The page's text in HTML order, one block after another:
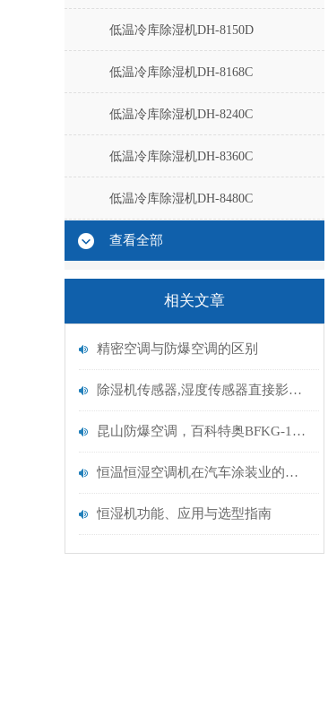
低温冷库除湿机DH-8150D
低温冷库除湿机DH-8168C
低温冷库除湿机DH-8240C
低温冷库除湿机DH-8360C
低温冷库除湿机DH-8480C
查看全部
相关文章
精密空调与防爆空调的区别
除湿机传感器,湿度传感器直接影响除湿精度和效果
昆山防爆空调，百科特奥BFKG-12,5P防爆空调/风管机
恒温恒湿空调机在汽车涂装业的应用
恒湿机功能、应用与选型指南